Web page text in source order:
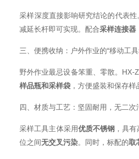
采样深度直接影响研究结论的代表
减延长杆即可实现。配合采样连接器
三、便携收纳：户外作业的“移动工
野外作业最忌设备笨重、零散。HX-
样品瓶和采样袋 ，方便盛装和保存
四、材质与工艺：坚固耐用，无二次
采样工具主体采用优质不锈钢，具有
位之间无交叉污染。同时，标配的取